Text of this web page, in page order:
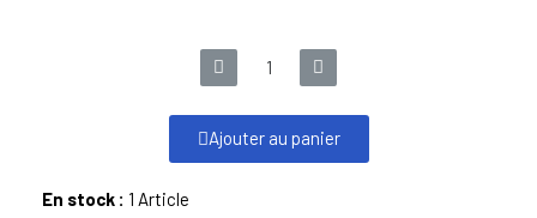
Ajouter au panier
En stock : 1 Article